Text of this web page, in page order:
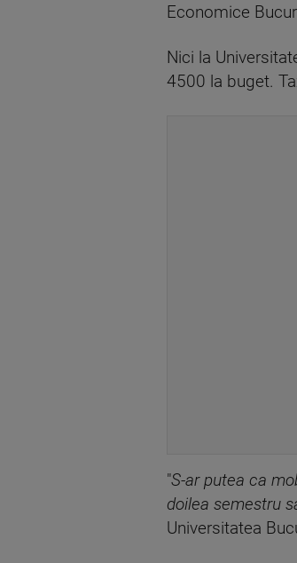
Economice
Nici la
4500 la buget.
"S-ar putea ca
doilea semestru
Universitatea